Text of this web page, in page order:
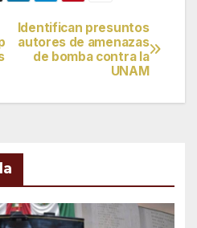
Identifican presuntos
autores de amenazas
de bomba contra la
UNAM